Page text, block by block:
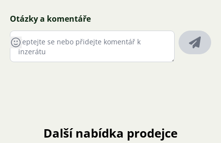
Otázky a komentáře
Další nabídka prodejce